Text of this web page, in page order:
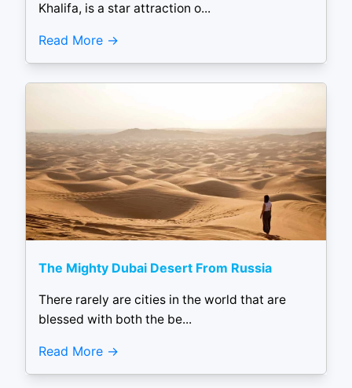
Khalifa, is a star attraction o...
Read More
The Mighty Dubai Desert From Russia
There rarely are cities in the world that are
blessed with both the be...
Read More